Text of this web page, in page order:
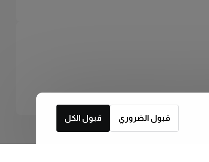
قبول الكل قبول الضروري